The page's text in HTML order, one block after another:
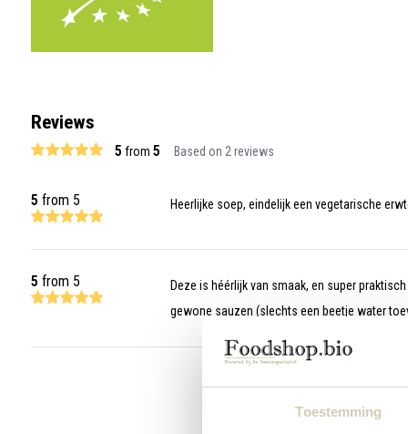
Toestemming
Reviews
5 from 5 Based on 2 reviews
5 from 5 Heerlijke soep, eindelijk een vegetarische
5 from 5
Deze is héérlijk van smaak, en super
gewone sauzen (slechts een beetje water